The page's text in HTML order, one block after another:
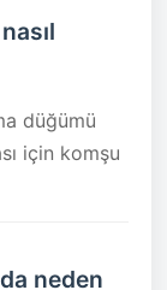
düğümü
için komşu
neden